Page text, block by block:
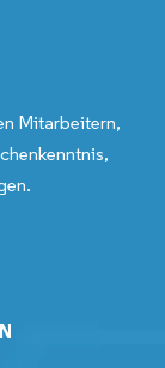
Mitarbeitern,